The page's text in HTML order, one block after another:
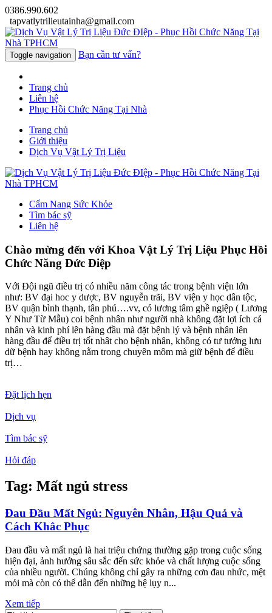
0386.990.602
tapvatlytrilieutainha@gmail.com
Toggle navigation Bạn cần tư vấn?
Trang chủ
Liên hệ
Phục Hồi Chức Năng Tại Nhà
Trang chủ
Giới thiệu
Dịch Vụ Vật Lý Trị Liệu
Cẩm Nang Sức Khỏe
Tìm bác sỹ
Liên hệ
Chào mừng đến với Khoa Vật Lý Trị Liệu Phục Hồi
Chức Năng Đức Điệp
Với Đội ngũ điều trị có nhiều năm công tác trong bệnh viện lớn
như: BV đại hoc y dược, BV nguyễn trãi, BV viện y học dân tộc,
BV quận bình thạnh, tân phú….vv, có lương tâm ghề ngiệp ( Lương
Y Như Từ Mẫu) coi bệnh nhân như người nhà không đặt lợi ích cá
nhân và kinh phí lên hàng đầu mà đặt bệnh lý và bệnh nhân lên
hàng đầu để điều trị tốt nhât cho bệnh nhân, không có tư tưởng lưu
dữ bệnh hay không nằm trong chuyên môm mà giữ bệnh để điều
trị…
Đặt lịch hẹn
Dịch vụ
Tìm bác sỹ
Hỏi đáp
Tag: Mất ngủ stress
Đau Đầu Mất Ngủ: Nguyên Nhân, Hậu Quả và
Cách Khắc Phục
Đau đầu và mất ngủ là hai triệu chứng thường gặp trong cuộc sống
hiện đại, ảnh hưởng sâu sắc đến sức khỏe và chất lượng cuộc sống
của nhiều người. Chúng không chỉ gây ra những cơn đau nhức, mệt
mỏi mà còn có thể dẫn đến những hệ lụy n...
Xem tiếp